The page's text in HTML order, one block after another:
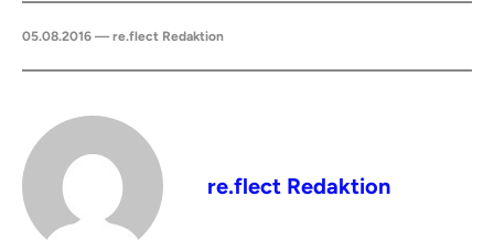
05.08.2016 — re.flect Redaktion
re.flect Redaktion